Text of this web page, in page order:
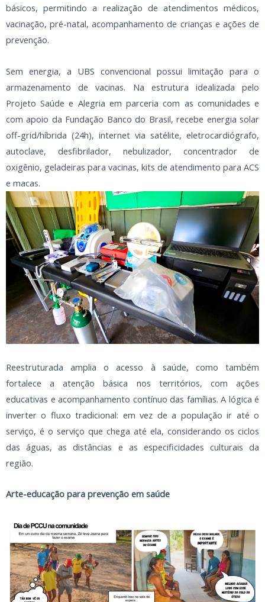
básicos, permitindo a realização de atendimentos médicos,
vacinação, pré-natal, acompanhamento de crianças e ações de
prevenção.
Sem energia, a UBS convencional possui limitação para o
armazenamento de vacinas. Na estrutura idealizada pelo
Projeto Saúde e Alegria em parceria com as comunidades e
com apoio da Fundação Banco do Brasil, recebe energia solar
off-grid/híbrida (24h), internet via satélite, eletrocardiógrafo,
autoclave, desfibrilador, nebulizador, concentrador de
oxigênio, geladeiras para vacinas, kits de atendimento para ACS
e macas.
Reestruturada amplia o acesso à saúde, como também
fortalece a atenção básica nos territórios, com ações
educativas e acompanhamento contínuo das famílias. A lógica é
inverter o fluxo tradicional: em vez de a população ir até o
serviço, é o serviço que chega até ela, considerando os ciclos
das águas, as distâncias e as especificidades culturais da
região.
Arte-educação para prevenção em saúde